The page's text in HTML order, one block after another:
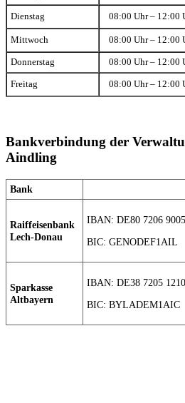
Dienstag 08:00 Uhr – 12:00
Mittwoch 08:00 Uhr – 12:00
Donnerstag 08:00 Uhr – 12:00
Freitag 08:00 Uhr – 12:00
Bankverbindung der
Aindling
Bank
Raiffeisenbank
Lech-Donau
IBAN: DE80 7206
BIC: GENODEF1AIL
Sparkasse
Altbayern
IBAN: DE38 7205
BIC: BYLADEM1AIC